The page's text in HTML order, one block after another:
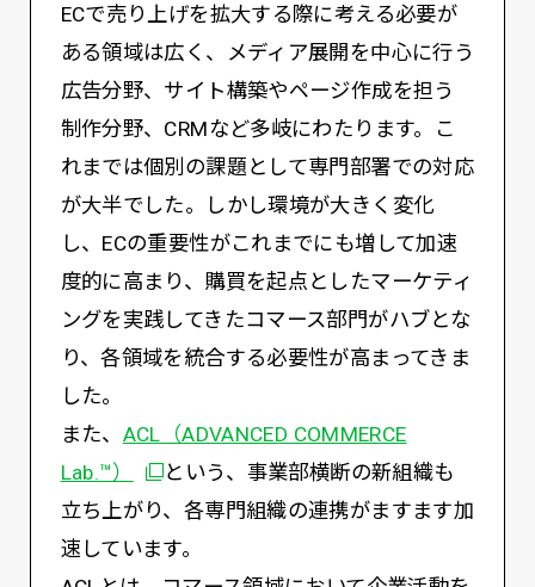
ECで売り上げを拡大する際に考える必要が
ある領域は広く、メディア展開を中心に行う
広告分野、サイト構築やページ作成を担う
制作分野、CRMなど多岐にわたります。こ
れまでは個別の課題として専門部署での対応
が大半でした。しかし環境が大きく変化
し、ECの重要性がこれまでにも増して加速
度的に高まり、購買を起点としたマーケティ
ングを実践してきたコマース部門がハブとな
り、各領域を統合する必要性が高まってきま
した。
また、 ACL（ADVANCED COMMERCE
Lab.™）
という、事業部横断の新組織も
立ち上がり、各専門組織の連携がますます加
速しています。